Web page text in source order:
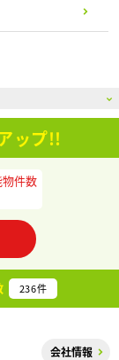
ップ!!
件数
236件
会社情報